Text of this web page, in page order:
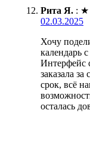
Рита Я. : ★
02.03.2025
Хочу
календарь
Интерфейс
заказала
срок, всё
осталась